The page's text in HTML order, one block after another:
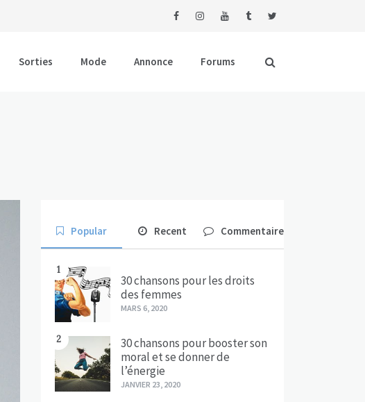
Sorties Mode Annonce Forums
Popular Recent Commentaire
1
30 chansons pour les droits
des femmes
MARS 6, 2020
2
30 chansons pour booster son
moral et se donner de
l’énergie
JANVIER 23, 2020